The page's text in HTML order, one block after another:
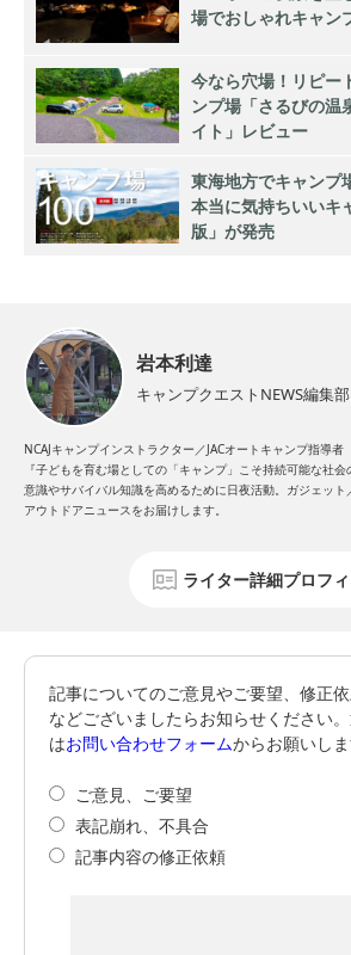
場でおしゃれキャン
今なら穴場！リピー
ンプ場「さるびの温
イト」レビュー
東海地方でキャンプ
本当に気持ちいいキ
版」が発売
岩本利達
キャンプクエストNEWS編集部
NCAJキャンプインストラクター／JACオートキャンプ指導者
『子どもを育む場としての「キャンプ」こそ持続可能な社
意識やサバイバル知識を高めるために日夜活動。ガジェッ
アウトドアニュースをお届けします。
ライター詳細プロフ
記事についてのご意見やご要望、修正
などございましたらお知らせください
はお問い合わせフォームからお願いしま
ご意見、ご要望
表記崩れ、不具合
記事内容の修正依頼